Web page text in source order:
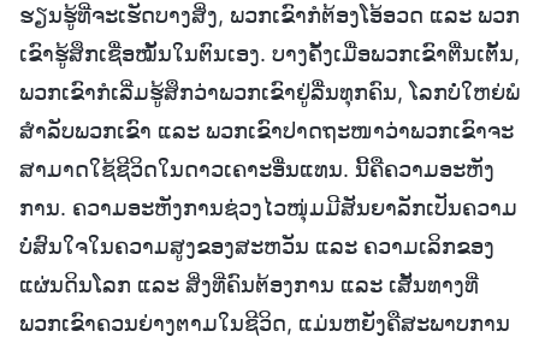
ຮຽນຮູ້ທີ່ຈະເຮັດບາງສິ່ງ, ພວກເຂົາກໍຕ້ອງໂອ້ອວດ ແລະ ພວກ
ເຂົາຮູ້ສຶກເຊື່ອໝັ້ນໃນຕົນເອງ. ບາງຄັ້ງເມື່ອພວກເຂົາຕື່ນເຕັ້ນ,
ພວກເຂົາກໍເລີ່ມຮູ້ສຶກວ່າພວກເຂົາຢູ່ລື່ນທຸກຄົນ, ໂລກບໍ່ໃຫຍ່ພໍ
ສຳລັບພວກເຂົາ ແລະ ພວກເຂົາປາດຖະໜາວ່າພວກເຂົາຈະ
ສາມາດໃຊ້ຊີວິດໃນດາວເຄາະອື່ນແທນ. ນີ້ຄືຄວາມອະຫັງ
ການ. ຄວາມອະຫັງການຊ່ວງໄວໜຸ່ມມີສັນຍາລັກເປັນຄວາມ
ບໍ່ສົນໃຈໃນຄວາມສູງຂອງສະຫວັນ ແລະ ຄວາມເລິກຂອງ
ແຜ່ນດິນໂລກ ແລະ ສິ່ງທີ່ຄົນຕ້ອງການ ແລະ ເສັ້ນທາງທີ່
ພວກເຂົາຄວນຍ່າງຕາມໃນຊີວິດ, ແມ່ນຫຍັງຄືສະພາບການ